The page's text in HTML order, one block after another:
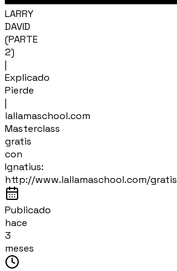
LARRY
DAVID
(PARTE
2)
|
Explicado
Pierde
|
lallamaschool.com
Masterclass
gratis
con
Ignatius:
http://www.lallamaschool.com/gratis
Publicado
hace
3
meses